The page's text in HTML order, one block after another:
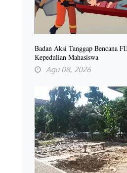
Badan Aksi Tanggap Bencana
Kepedulian Mahasiswa
Agu 08, 2026